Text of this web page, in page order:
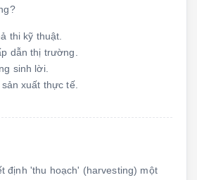
thi kỹ thuật.
dẫn thị trường.
sinh lời.
xuất thực tế.
định 'thu hoạch' (harvesting) một